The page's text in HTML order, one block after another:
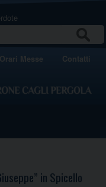
Messe Contatti
in Spicello